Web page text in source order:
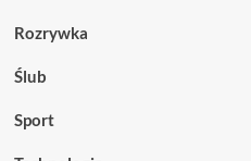
Rozrywka
Ślub
Sport